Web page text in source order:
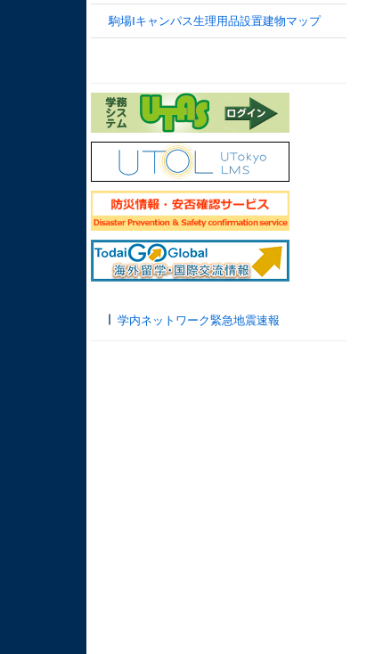
駒場Ⅰキャンパス生理用品設置建物マップ
学内ネットワーク緊急地震速報